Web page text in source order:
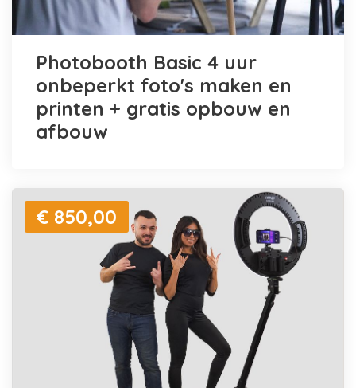
Photobooth Basic 4 uur
onbeperkt foto's maken en
printen + gratis opbouw en
afbouw
€ 850,00